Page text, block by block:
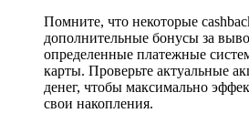
Помните, что некоторые
дополнительные бонусы за
определенные платежные
карты. Проверьте актуальные
денег, чтобы максимально
свои накопления.